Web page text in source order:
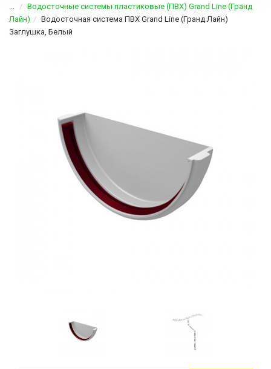
...
Водосточные системы пластиковые (ПВХ) Grand Line (Гранд
Лайн)
Водосточная система ПВХ Grand Line (Гранд Лайн)
Заглушка, Белый